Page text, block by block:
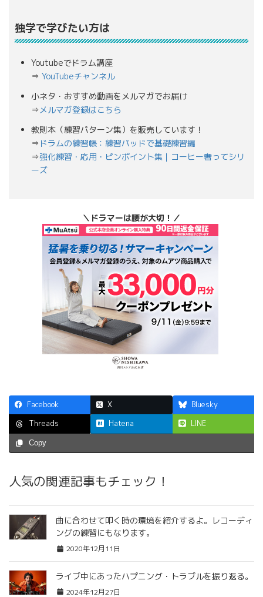
独学で学びたい方は
Youtubeでドラム講座
⇒ YouTubeチャンネル
小ネタ・おすすめ動画をメルマガでお届け
⇒メルマガ登録はこちら
教則本（練習パターン集）を販売しています！
⇒ ドラムの練習帳：練習パッドで基礎練習編
⇒強化練習・応用・ピンポイント集｜コーヒー奢ってシリ
ーズ
＼ドラマーは腰が大切！／
Facebook X
Bluesky
Threads
Hatena LINE
Copy
人気の関連記事もチェック！
曲に合わせて叩く時の環境を紹介するよ。レコーディ
ングの練習にもなります。
2020年12月11日
ライブ中にあったハプニング・トラブルを振り返る。
2024年12月27日